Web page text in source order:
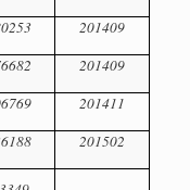
201409
201409
201411
201502